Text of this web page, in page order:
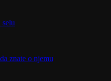
selu
znate o njemu